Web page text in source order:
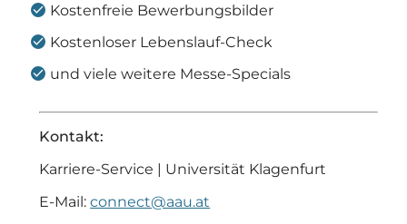
Kostenfreie Bewerbungsbilder
Kostenloser Lebenslauf-Check
und viele weitere Messe-Specials
Kontakt:
Karriere-Service | Universität Klagenfurt
E-Mail:connect@aau.at